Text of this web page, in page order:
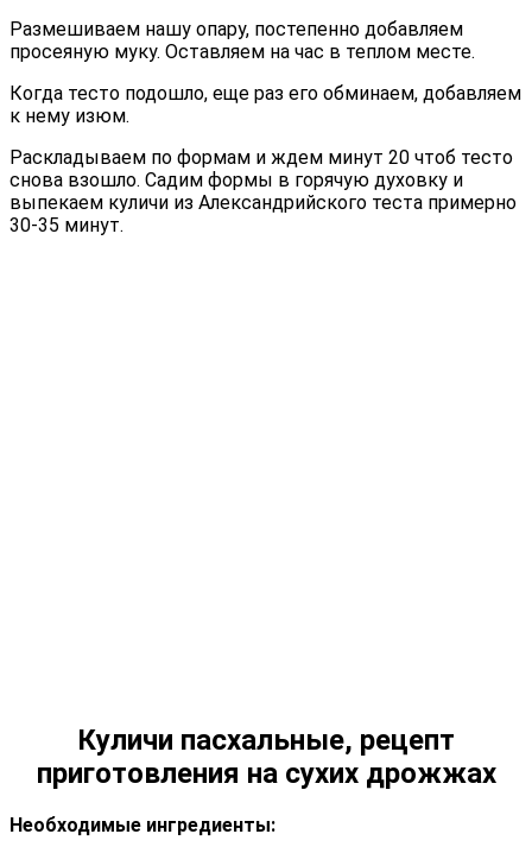
Размешиваем нашу опару, постепенно добавляем
просеяную муку. Оставляем на час в теплом месте.
Когда тесто подошло, еще раз его обминаем, добавляем
к нему изюм.
Раскладываем по формам и ждем минут 20 чтоб тесто
снова взошло. Садим формы в горячую духовку и
выпекаем куличи из Александрийского теста примерно
30-35 минут.
Куличи пасхальные, рецепт
приготовления на сухих дрожжах
Необходимые ингредиенты: